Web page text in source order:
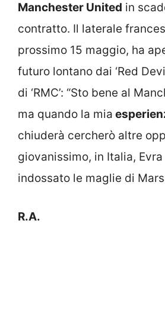
Manchester United in
contratto. Il laterale
prossimo 15 maggio, ha
futuro lontano dai ‘Red
di ‘RMC’: “Sto bene al
ma quando la mia
chiuderà cercherò altre
giovanissimo, in Italia,
indossato le maglie di
R.A.